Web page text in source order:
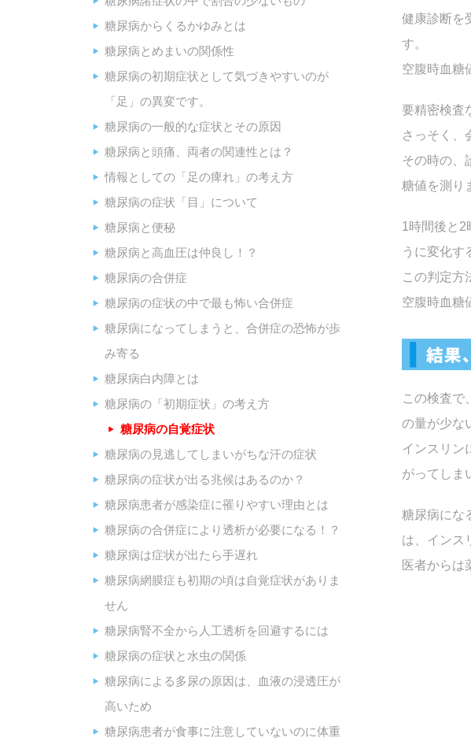
健康診断を
す。
空腹時血糖
要精密検査
さっそく、
その時の、
糖値を測り
1時間後と2
うに変化す
この判定方
空腹時血糖
この検査で
の量が少な
インスリン
がってしま
糖尿病にな
は、インス
医者からは
糖尿病からくるかゆみとは
糖尿病とめまいの関係性
糖尿病の初期症状として気づきやすいのが
「足」の異変です。
糖尿病の一般的な症状とその原因
糖尿病と頭痛、両者の関連性とは？
情報としての「足の痺れ」の考え方
糖尿病の症状「目」について
糖尿病と便秘
糖尿病と高血圧は仲良し！？
糖尿病の合併症
糖尿病の症状の中で最も怖い合併症
糖尿病になってしまうと、合併症の恐怖が歩
み寄る
糖尿病白内障とは
糖尿病の「初期症状」の考え方
糖尿病の自覚症状
糖尿病の見逃してしまいがちな汗の症状
糖尿病の症状が出る兆候はあるのか？
糖尿病患者が感染症に罹りやすい理由とは
糖尿病の合併症により透析が必要になる！？
糖尿病は症状が出たら手遅れ
糖尿病網膜症も初期の頃は自覚症状がありま
せん
糖尿病腎不全から人工透析を回避するには
糖尿病の症状と水虫の関係
糖尿病による多尿の原因は、血液の浸透圧が
高いため
糖尿病患者が食事に注意していないのに体重